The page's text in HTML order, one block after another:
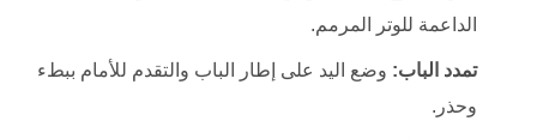
الداعمة للوتر المرمم.
تمدد الباب: وضع اليد على إطار الباب والتقدم للأمام ببطء
وحذر.